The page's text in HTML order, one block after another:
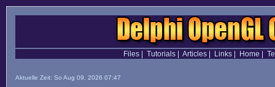
Files| Tutorials| Articles| Links| Home
Aktuelle Zeit: So Aug 09, 2026 07:47